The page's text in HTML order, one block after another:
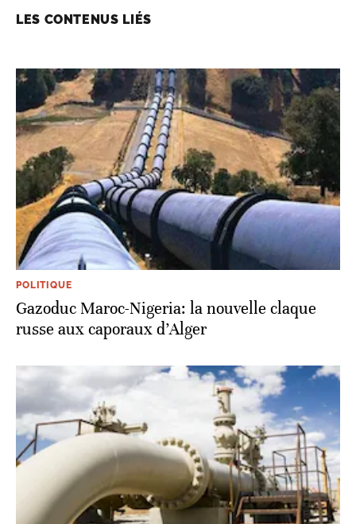
LES CONTENUS LIÉS
POLITIQUE
Gazoduc Maroc-Nigeria: la nouvelle claque
russe aux caporaux d’Alger